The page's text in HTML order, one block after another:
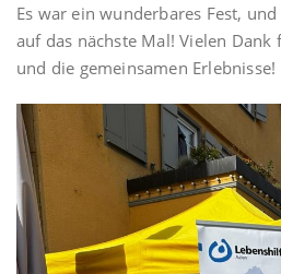
Es war ein wunderbares Fest,
auf das nächste Mal! Vielen
und die gemeinsamen Erlebnisse!